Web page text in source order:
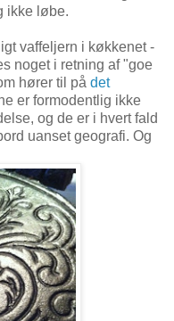
ikke løbe.
vaffeljern i køkkenet -
noget i retning af "goe
hører til på det
er formodentlig ikke
og de er i hvert fald
uanset geografi. Og